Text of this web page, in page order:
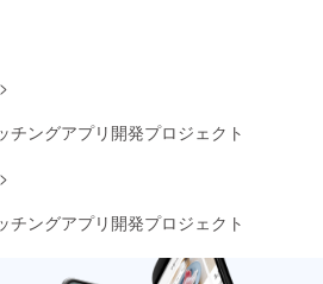
>
チングアプリ開発プロジェクト
>
チングアプリ開発プロジェクト